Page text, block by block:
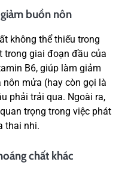
buồn nôn
không thể thiếu trong
trong giai đoạn đầu của
B6, giúp làm giảm
mửa (hay còn gọi là
phải trải qua. Ngoài ra,
trọng trong việc phát
thai nhi.
chất khác